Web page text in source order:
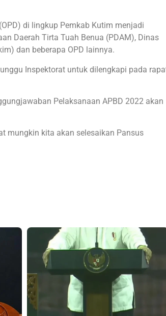
di lingkup Pemkab Kutim menjadi
Daerah Tirta Tuah Benua (PDAM), Dinas
dan beberapa OPD lainnya.
Inspektorat untuk dilengkapi pada
Pelaksanaan APBD 2022 akan
mungkin kita akan selesaikan Pansus